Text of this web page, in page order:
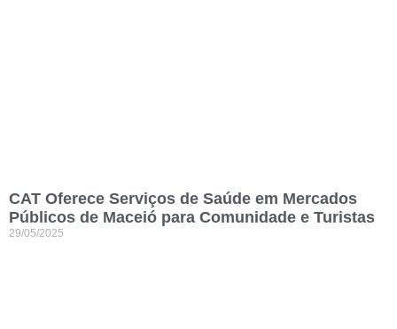
CAT Oferece Serviços de Saúde em Mercados
Públicos de Maceió para Comunidade e Turistas
29/05/2025